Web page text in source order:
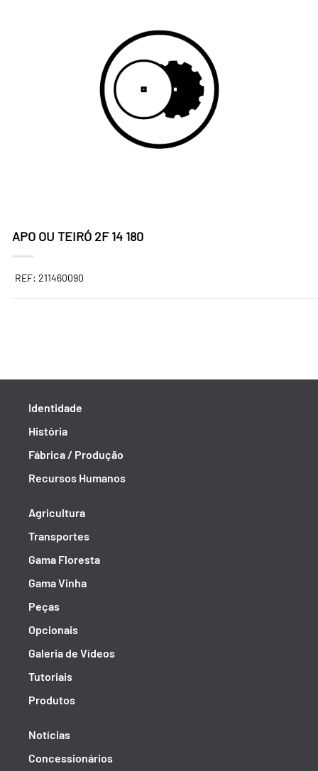
APO OU TEIRÓ 2F 14 180
REF: 211460090
Identidade
História
Fábrica / Produção
Recursos Humanos
Agricultura
Transportes
Gama Floresta
Gama Vinha
Peças
Opcionais
Galeria de Vídeos
Tutoriais
Produtos
Notícias
Concessionários